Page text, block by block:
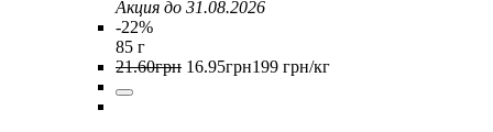
Акция до 31.08.2026
-22%
85 г
21.60грн 16.95грн199 грн/кг